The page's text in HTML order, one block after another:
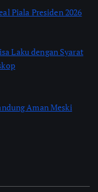
Piala Presiden 2026
Laku dengan Syarat
Aman Meski